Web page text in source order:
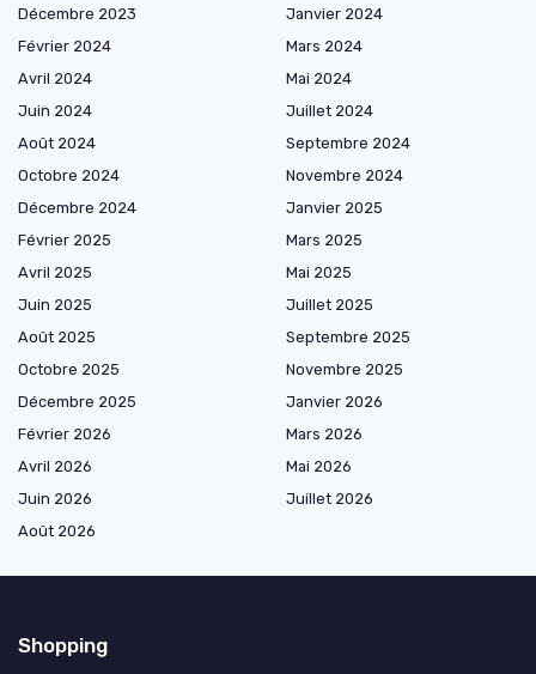
Décembre 2023
Janvier 2024
Février 2024
Mars 2024
Avril 2024
Mai 2024
Juin 2024
Juillet 2024
Août 2024
Septembre 2024
Octobre 2024
Novembre 2024
Décembre 2024
Janvier 2025
Février 2025
Mars 2025
Avril 2025
Mai 2025
Juin 2025
Juillet 2025
Août 2025
Septembre 2025
Octobre 2025
Novembre 2025
Décembre 2025
Janvier 2026
Février 2026
Mars 2026
Avril 2026
Mai 2026
Juin 2026
Juillet 2026
Août 2026
Shopping